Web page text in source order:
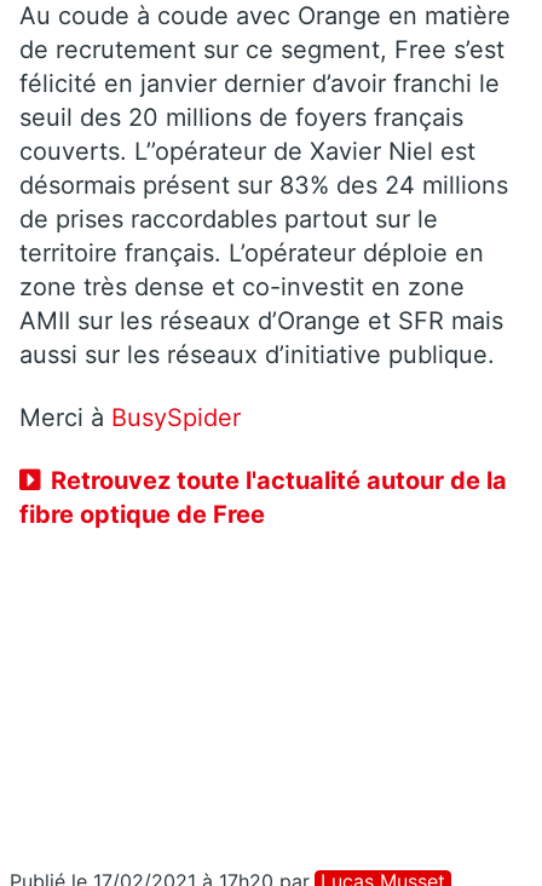
Au coude à coude avec Orange en matière
de recrutement sur ce segment, Free s’est
félicité en janvier dernier d’avoir franchi le
seuil des 20 millions de foyers français
couverts. L’’opérateur de Xavier Niel est
désormais présent sur 83% des 24 millions
de prises raccordables partout sur le
territoire français. L’opérateur déploie en
zone très dense et co-investit en zone
AMII sur les réseaux d’Orange et SFR mais
aussi sur les réseaux d’initiative publique.
Merci à BusySpider
Retrouvez toute l'actualité autour de la
fibre optique de Free